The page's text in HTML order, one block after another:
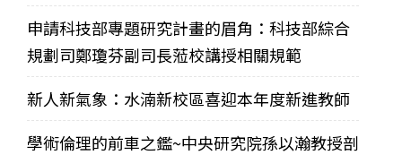
申請科技部專題研究計畫的眉角：科技部綜合
規劃司鄭瓊芬副司長蒞校講授相關規範
新人新氣象：水湳新校區喜迎本年度新進教師
學術倫理的前車之鑑~中央研究院孫以瀚教授剖